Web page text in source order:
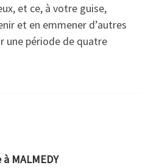
et ce, à votre guise,
et en emmener d’autres
une période de quatre
MALMEDY